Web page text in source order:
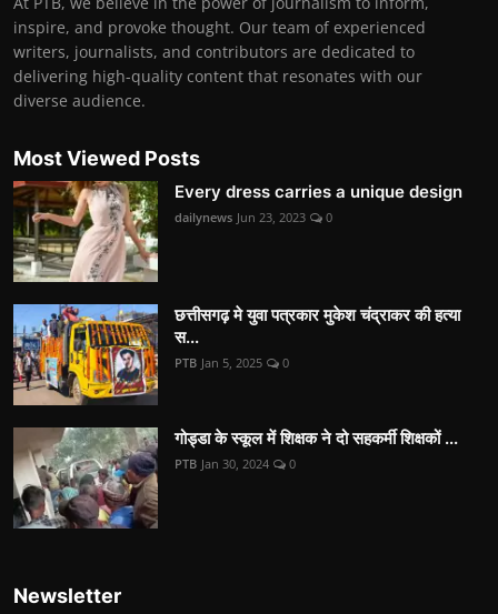
inspire, and provoke thought. Our team of experienced
writers, journalists, and contributors are dedicated to
delivering high-quality content that resonates with our
diverse audience.
Most Viewed Posts
Every dress carries a unique design
dailynews Jun 23, 2023 0
छत्तीसगढ़ मे युवा पत्रकार मुकेश चंद्राकर की हत्या
स...
PTB Jan 5, 2025 0
गोड्डा के स्कूल में शिक्षक ने दो सहकर्मी शिक्षकों ...
PTB Jan 30, 2024 0
Newsletter